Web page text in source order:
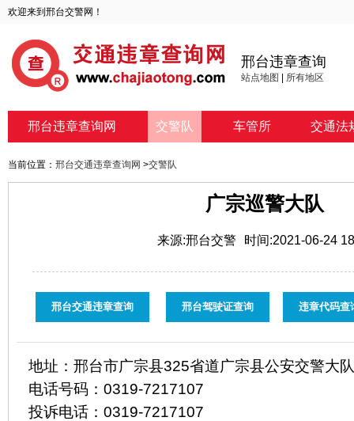
欢迎来到邢台交警网！
邢台违章查询
站点地图 所有地区
邢台违章查询网 交警队 车管所 交通法
当前位置： 邢台交通违章查询网 >交警队
广宗巡警大队
来源:邢台交警 时间:2021-06-24
邢台交通违章查询 邢台驾驶证查询 违章代码查
地址： 邢台市广宗县325省道广宗县公安交警大
电话号码： 0319-7217107
投诉电话： 0319-7217107